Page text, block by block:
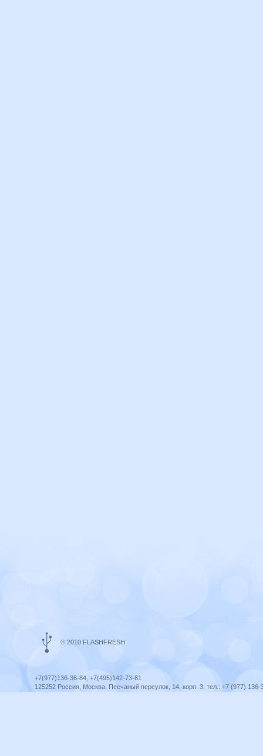
© 2010 FLASHFRESH
+7(977)136-36-84, +7(495)142-73-61
125252 Россия, Москва, Песчаный переулок, 14, корп. 3; тел.: +7 (977) 136-